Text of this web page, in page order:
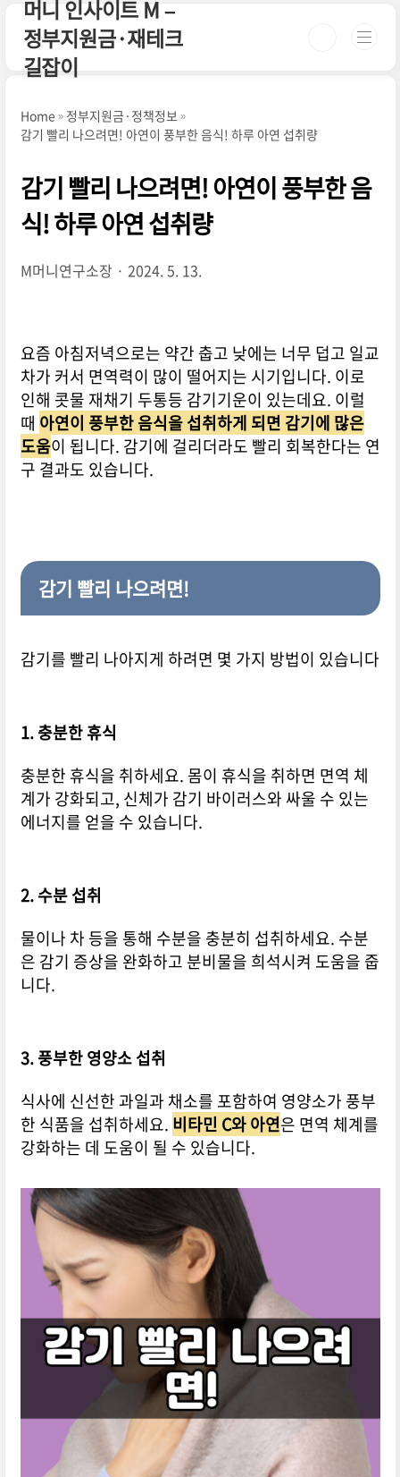
본문 바로가기
머니 인사이트 M –
정부지원금·재테크
길잡이
Home
정부지원금·정책정보
감기 빨리 나으려면! 아연이 풍부한 음식! 하루 아연 섭취량
감기 빨리 나으려면! 아연이 풍부한 음
식! 하루 아연 섭취량
M머니연구소장 2024. 5. 13.
요즘 아침저녁으로는 약간 춥고 낮에는 너무 덥고 일교
차가 커서 면역력이 많이 떨어지는 시기입니다. 이로
인해 콧물 재채기 두통등 감기기운이 있는데요. 이럴
때 아연이 풍부한 음식을 섭취하게 되면 감기에 많은
도움이 됩니다. 감기에 걸리더라도 빨리 회복한다는 연
구 결과도 있습니다.
감기 빨리 나으려면!
감기를 빨리 나아지게 하려면 몇 가지 방법이 있습니다
1. 충분한 휴식
충분한 휴식을 취하세요. 몸이 휴식을 취하면 면역 체
계가 강화되고, 신체가 감기 바이러스와 싸울 수 있는
에너지를 얻을 수 있습니다.
2. 수분 섭취
물이나 차 등을 통해 수분을 충분히 섭취하세요. 수분
은 감기 증상을 완화하고 분비물을 희석시켜 도움을 줍
니다.
3. 풍부한 영양소 섭취
식사에 신선한 과일과 채소를 포함하여 영양소가 풍부
한 식품을 섭취하세요. 비타민 C와 아연은 면역 체계를
강화하는 데 도움이 될 수 있습니다.